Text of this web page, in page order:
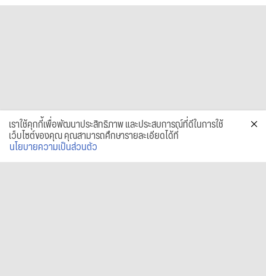
เราใช้คุกกี้เพื่อพัฒนาประสิทธิภาพ และประสบการณ์ที่ดีในการใช้
เว็บไซต์ของคุณ คุณสามารถศึกษารายละเอียดได้ที่
นโยบายความเป็นส่วนตัว